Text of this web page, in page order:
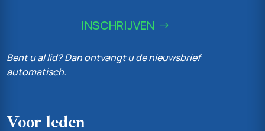
INSCHRIJVEN
Bent u al lid? Dan ontvangt u de nieuwsbrief
automatisch.
Voor leden